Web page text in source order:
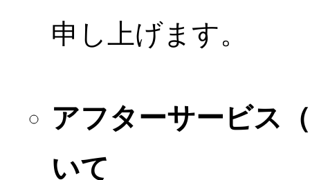
申し上げます。
アフターサービス
いて